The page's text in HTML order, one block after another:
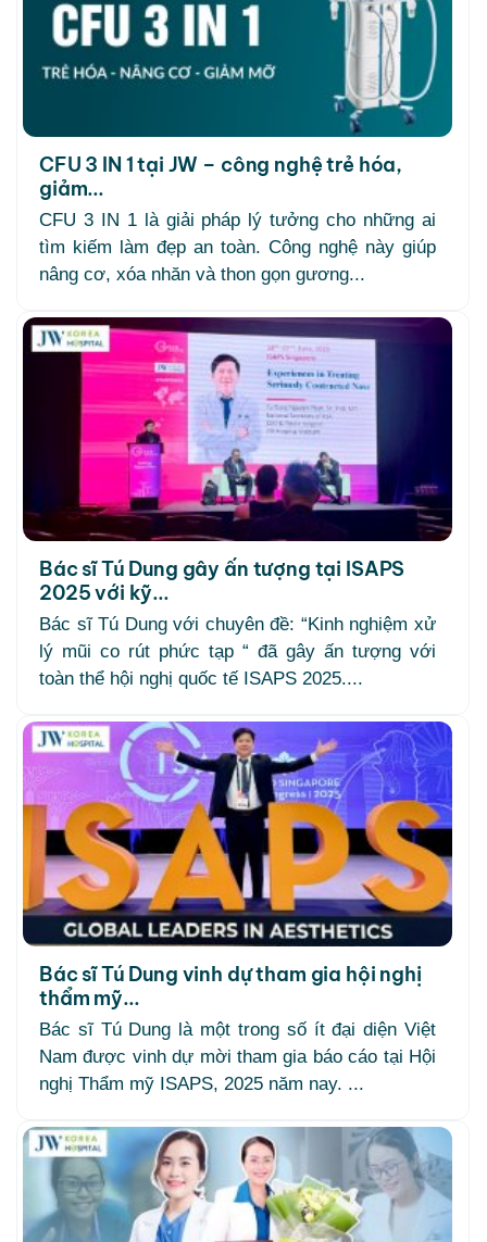
CFU 3 IN 1 tại JW – công nghệ trẻ hóa,
giảm...
CFU 3 IN 1 là giải pháp lý tưởng cho những ai
tìm kiếm làm đẹp an toàn. Công nghệ này giúp
nâng cơ, xóa nhăn và thon gọn gương...
Bác sĩ Tú Dung gây ấn tượng tại ISAPS
2025 với kỹ...
Bác sĩ Tú Dung với chuyên đề: “Kinh nghiệm xử
lý mũi co rút phức tạp “ đã gây ấn tượng với
toàn thể hội nghị quốc tế ISAPS 2025....
Bác sĩ Tú Dung vinh dự tham gia hội nghị
thẩm mỹ...
Bác sĩ Tú Dung là một trong số ít đại diện Việt
Nam được vinh dự mời tham gia báo cáo tại Hội
nghị Thẩm mỹ ISAPS, 2025 năm nay. ...